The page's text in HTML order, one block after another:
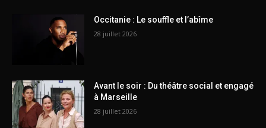
Occitanie : Le souffle et l’abîme
28 juillet 2026
Avant le soir : Du théâtre social et engagé
à Marseille
28 juillet 2026